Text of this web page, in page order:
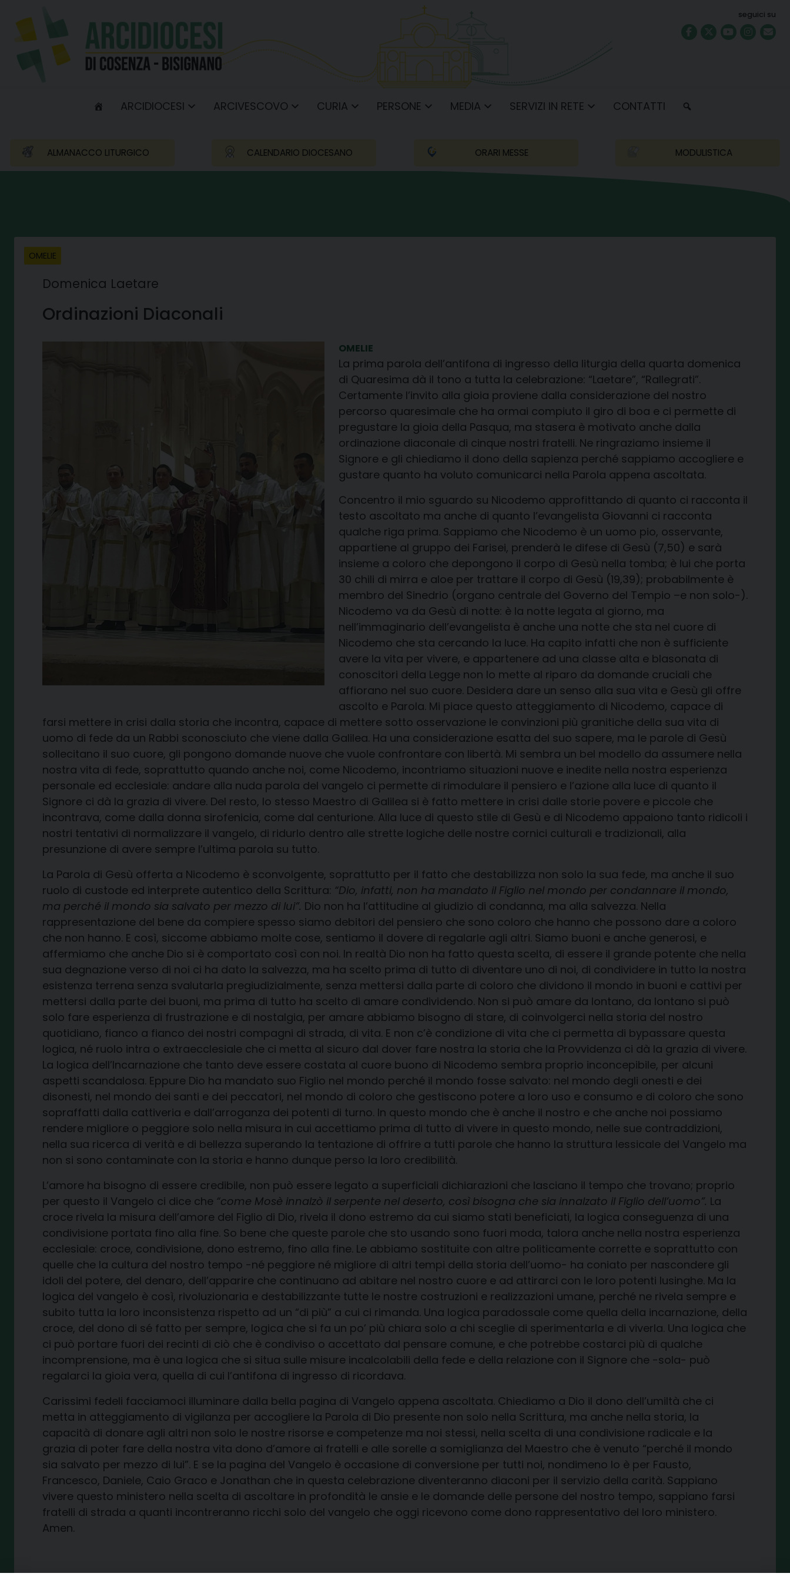
content
seguici su
ARCIDIOCESI ARCIVESCOVO CURIA PERSONE MEDIA SERVIZI IN RETE CONTATTI
ALMANACCO LITURGICO CALENDARIO DIOCESANO ORARI MESSE MODULISTICA
OMELIE
Domenica Laetare
Ordinazioni Diaconali
OMELIE
La prima parola dell’antifona di ingresso della liturgia della quarta domenica
di Quaresima dà il tono a tutta la celebrazione: “Laetare”, “Rallegrati”.
Certamente l’invito alla gioia proviene dalla considerazione del nostro
percorso quaresimale che ha ormai compiuto il giro di boa e ci permette di
pregustare la gioia della Pasqua, ma stasera è motivato anche dalla
ordinazione diaconale di cinque nostri fratelli. Ne ringraziamo insieme il
Signore e gli chiediamo il dono della sapienza perché sappiamo accogliere e
gustare quanto ha voluto comunicarci nella Parola appena ascoltata.
Concentro il mio sguardo su Nicodemo approfittando di quanto ci racconta il
testo ascoltato ma anche di quanto l’evangelista Giovanni ci racconta
qualche riga prima. Sappiamo che Nicodemo è un uomo pio, osservante,
appartiene al gruppo dei Farisei, prenderà le difese di Gesù (7,50) e sarà
insieme a coloro che depongono il corpo di Gesù nella tomba; è lui che porta
30 chili di mirra e aloe per trattare il corpo di Gesù (19,39); probabilmente è
membro del Sinedrio (organo centrale del Governo del Tempio –e non solo-).
Nicodemo va da Gesù di notte: è la notte legata al giorno, ma
nell’immaginario dell’evangelista è anche una notte che sta nel cuore di
Nicodemo che sta cercando la luce. Ha capito infatti che non è sufficiente
avere la vita per vivere, e appartenere ad una classe alta e blasonata di
conoscitori della Legge non lo mette al riparo da domande cruciali che
affiorano nel suo cuore. Desidera dare un senso alla sua vita e Gesù gli offre
ascolto e Parola. Mi piace questo atteggiamento di Nicodemo, capace di
farsi mettere in crisi dalla storia che incontra, capace di mettere sotto osservazione le convinzioni più granitiche della sua vita di
uomo di fede da un Rabbi sconosciuto che viene dalla Galilea. Ha una considerazione esatta del suo sapere, ma le parole di Gesù
sollecitano il suo cuore, gli pongono domande nuove che vuole confrontare con libertà. Mi sembra un bel modello da assumere nella
nostra vita di fede, soprattutto quando anche noi, come Nicodemo, incontriamo situazioni nuove e inedite nella nostra esperienza
personale ed ecclesiale: andare alla nuda parola del vangelo ci permette di rimodulare il pensiero e l’azione alla luce di quanto il
Signore ci dà la grazia di vivere. Del resto, lo stesso Maestro di Galilea si è fatto mettere in crisi dalle storie povere e piccole che
incontrava, come dalla donna sirofenicia, come dal centurione. Alla luce di questo stile di Gesù e di Nicodemo appaiono tanto ridicoli i
nostri tentativi di normalizzare il vangelo, di ridurlo dentro alle strette logiche delle nostre cornici culturali e tradizionali, alla
presunzione di avere sempre l’ultima parola su tutto.
La Parola di Gesù offerta a Nicodemo è sconvolgente, soprattutto per il fatto che destabilizza non solo la sua fede, ma anche il suo
ruolo di custode ed interprete autentico della Scrittura: “Dio, infatti, non ha mandato il Figlio nel mondo per condannare il mondo,
ma perché il mondo sia salvato per mezzo di lui”. Dio non ha l’attitudine al giudizio di condanna, ma alla salvezza. Nella
rappresentazione del bene da compiere spesso siamo debitori del pensiero che sono coloro che hanno che possono dare a coloro
che non hanno. E così, siccome abbiamo molte cose, sentiamo il dovere di regalarle agli altri. Siamo buoni e anche generosi, e
affermiamo che anche Dio si è comportato così con noi. In realtà Dio non ha fatto questa scelta, di essere il grande potente che nella
sua degnazione verso di noi ci ha dato la salvezza, ma ha scelto prima di tutto di diventare uno di noi, di condividere in tutto la nostra
esistenza terrena senza svalutarla pregiudizialmente, senza mettersi dalla parte di coloro che dividono il mondo in buoni e cattivi per
mettersi dalla parte dei buoni, ma prima di tutto ha scelto di amare condividendo. Non si può amare da lontano, da lontano si può
solo fare esperienza di frustrazione e di nostalgia, per amare abbiamo bisogno di stare, di coinvolgerci nella storia del nostro
quotidiano, fianco a fianco dei nostri compagni di strada, di vita. E non c’è condizione di vita che ci permetta di bypassare questa
logica, né ruolo intra o extraecclesiale che ci metta al sicuro dal dover fare nostra la storia che la Provvidenza ci dà la grazia di vivere.
La logica dell’Incarnazione che tanto deve essere costata al cuore buono di Nicodemo sembra proprio inconcepibile, per alcuni
aspetti scandalosa. Eppure Dio ha mandato suo Figlio nel mondo perché il mondo fosse salvato: nel mondo degli onesti e dei
disonesti, nel mondo dei santi e dei peccatori, nel mondo di coloro che gestiscono potere a loro uso e consumo e di coloro che sono
sopraffatti dalla cattiveria e dall’arroganza dei potenti di turno. In questo mondo che è anche il nostro e che anche noi possiamo
rendere migliore o peggiore solo nella misura in cui accettiamo prima di tutto di vivere in questo mondo, nelle sue contraddizioni,
nella sua ricerca di verità e di bellezza superando la tentazione di offrire a tutti parole che hanno la struttura lessicale del Vangelo ma
non si sono contaminate con la storia e hanno dunque perso la loro credibilità.
L’amore ha bisogno di essere credibile, non può essere legato a superficiali dichiarazioni che lasciano il tempo che trovano; proprio
per questo il Vangelo ci dice che “come Mosè innalzò il serpente nel deserto, così bisogna che sia innalzato il Figlio dell’uomo”. La
croce rivela la misura dell’amore del Figlio di Dio, rivela il dono estremo da cui siamo stati beneficiati, la logica conseguenza di una
condivisione portata fino alla fine. So bene che queste parole che sto usando sono fuori moda, talora anche nella nostra esperienza
ecclesiale: croce, condivisione, dono estremo, fino alla fine. Le abbiamo sostituite con altre politicamente corrette e soprattutto con
quelle che la cultura del nostro tempo -né peggiore né migliore di altri tempi della storia dell’uomo- ha coniato per nascondere gli
idoli del potere, del denaro, dell’apparire che continuano ad abitare nel nostro cuore e ad attirarci con le loro potenti lusinghe. Ma la
logica del vangelo è così, rivoluzionaria e destabilizzante tutte le nostre costruzioni e realizzazioni umane, perché ne rivela sempre e
subito tutta la loro inconsistenza rispetto ad un “di più” a cui ci rimanda. Una logica paradossale come quella della incarnazione, della
croce, del dono di sé fatto per sempre, logica che si fa un po’ più chiara solo a chi sceglie di sperimentarla e di viverla. Una logica che
ci può portare fuori dei recinti di ciò che è condiviso o accettato dal pensare comune, e che potrebbe costarci più di qualche
incomprensione, ma è una logica che si situa sulle misure incalcolabili della fede e della relazione con il Signore che -sola- può
regalarci la gioia vera, quella di cui l’antifona di ingresso di ricordava.
Carissimi fedeli facciamoci illuminare dalla bella pagina di Vangelo appena ascoltata. Chiediamo a Dio il dono dell’umiltà che ci
metta in atteggiamento di vigilanza per accogliere la Parola di Dio presente non solo nella Scrittura, ma anche nella storia, la
capacità di donare agli altri non solo le nostre risorse e competenze ma noi stessi, nella scelta di una condivisione radicale e la
grazia di poter fare della nostra vita dono d’amore ai fratelli e alle sorelle a somiglianza del Maestro che è venuto “perché il mondo
sia salvato per mezzo di lui”. E se la pagina del Vangelo è occasione di conversione per tutti noi, nondimeno lo è per Fausto,
Francesco, Daniele, Caio Graco e Jonathan che in questa celebrazione diventeranno diaconi per il servizio della carità. Sappiano
vivere questo ministero nella scelta di ascoltare in profondità le ansie e le domande delle persone del nostro tempo, sappiano farsi
fratelli di strada a quanti incontreranno ricchi solo del vangelo che oggi ricevono come dono rappresentativo del loro ministero.
Amen.